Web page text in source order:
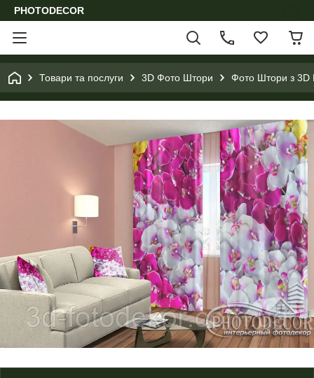
PHOTODECOR
Товари та послуги 3D Фото Штори Фото Штори з 3D